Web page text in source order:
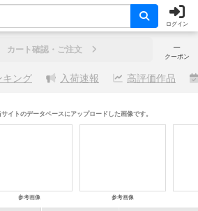
ログイン
─
クーポン
カート確認・ご注文
キング 入荷速報 高評価作品
参考画像 参考画像
イトのデータベースにアップロードした画像です。